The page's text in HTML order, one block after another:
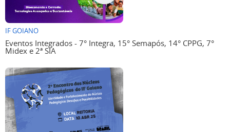
IF GOIANO
Eventos Integrados - 7° Integra, 15° Semapós, 14° CPPG, 7°
Midex e 2ª SIA